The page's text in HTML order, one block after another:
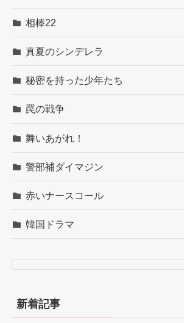
相棒22
真夏のシンデレラ
秘密を持った少年たち
罠の戦争
舞いあがれ！
警部補ダイマジン
赤いナースコール
韓国ドラマ
新着記事